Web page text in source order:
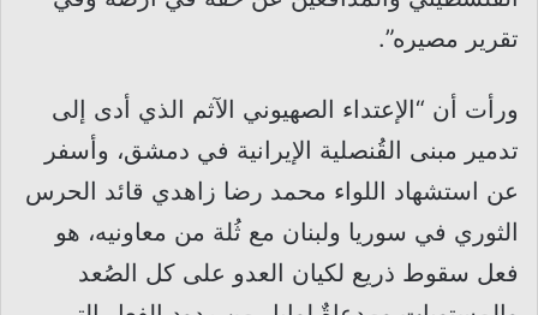
تقرير مصيره”.
ورأت أن “الإعتداء الصهيوني الآثم الذي أدى إلى
تدمير مبنى القُنصلية الإيرانية في دمشق، وأسفر
عن استشهاد اللواء محمد رضا زاهدي قائد الحرس
الثوري في سوريا ولبنان مع ثُلة من معاونيه، هو
فعل سقوط ذريع لكيان العدو على كل الصُعد